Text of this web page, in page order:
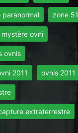
paranormal zone 51
mystère ovni
ovnis
2011 ovnis 2011
extraterrestre